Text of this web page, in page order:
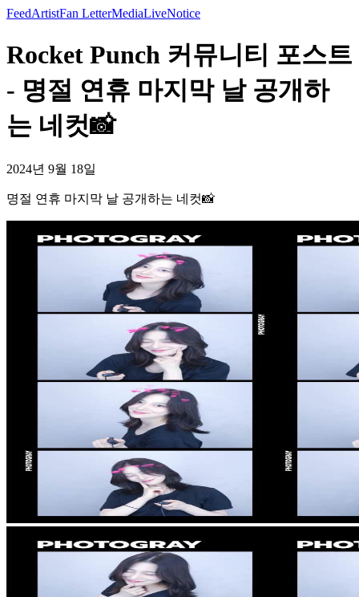
FeedArtistFan LetterMediaLiveNotice
Rocket Punch 커뮤니티 포스트
- 명절 연휴 마지막 날 공개하
는 네컷📸
2024년 9월 18일
명절 연휴 마지막 날 공개하는 네컷📸